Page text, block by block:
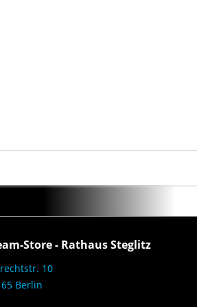
Store - Rathaus Steglitz
10
Berlin